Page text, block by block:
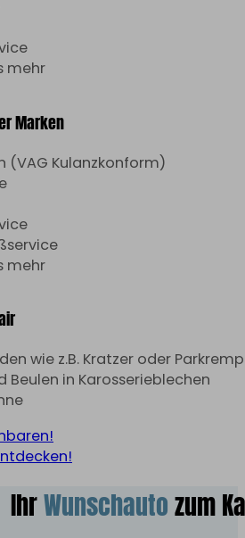
mehr
Marken
(VAG Kulanzkonform)
mehr
wie z.B. Kratzer oder
Beulen in Karosserieblechen
IhrWunschautozum